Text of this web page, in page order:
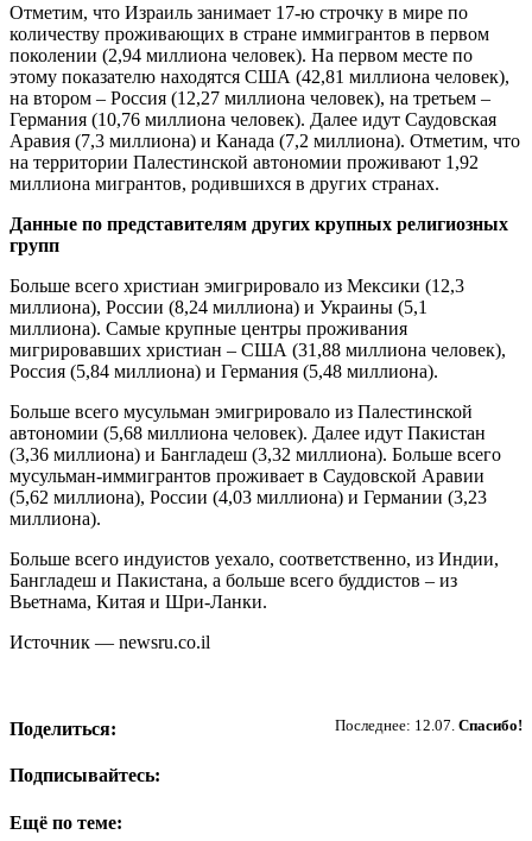
Отметим, что Израиль занимает 17-ю строчку в мире по
количеству проживающих в стране иммигрантов в первом
поколении (2,94 миллиона человек). На первом месте по
этому показателю находятся США (42,81 миллиона человек),
на втором – Россия (12,27 миллиона человек), на третьем –
Германия (10,76 миллиона человек). Далее идут Саудовская
Аравия (7,3 миллиона) и Канада (7,2 миллиона). Отметим, что
на территории Палестинской автономии проживают 1,92
миллиона мигрантов, родившихся в других странах.
Данные по представителям других крупных религиозных
групп
Больше всего христиан эмигрировало из Мексики (12,3
миллиона), России (8,24 миллиона) и Украины (5,1
миллиона). Самые крупные центры проживания
мигрировавших христиан – США (31,88 миллиона человек),
Россия (5,84 миллиона) и Германия (5,48 миллиона).
Больше всего мусульман эмигрировало из Палестинской
автономии (5,68 миллиона человек). Далее идут Пакистан
(3,36 миллиона) и Бангладеш (3,32 миллиона). Больше всего
мусульман-иммигрантов проживает в Саудовской Аравии
(5,62 миллиона), России (4,03 миллиона) и Германии (3,23
миллиона).
Больше всего индуистов уехало, соответственно, из Индии,
Бангладеш и Пакистана, а больше всего буддистов – из
Вьетнама, Китая и Шри-Ланки.
Источник — newsru.co.il
Последнее: 12.07. Спасибо!
Поделиться:
Подписывайтесь:
Ещё по теме: